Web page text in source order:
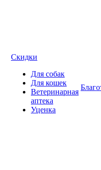
Скидки
Для собак
Для кошек
Ветеринарная
аптека
Уценка